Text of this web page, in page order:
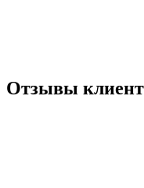
Отзывы